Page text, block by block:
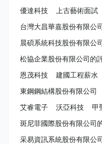
優達科技
上古藝術面試
台灣大昌華嘉股份有限公
晨碩系統科技股份有限公
松協企業股份有限公司的
恩茂科技
建國工程薪水
東鋼鋼結構股份有限公司
艾睿電子
沃亞科技 甲
斑尼菲國際股份有限公司
采易資訊系統股份有限公